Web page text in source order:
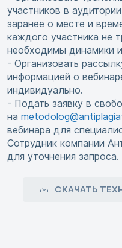
участников в
заранее о месте и
каждого участника не
необходимы динамики
- Организовать
информацией о
индивидуально.
- Подать заявку в
на
вебинара для
Сотрудник компании
для уточнения запроса.
СКАЧАТЬ